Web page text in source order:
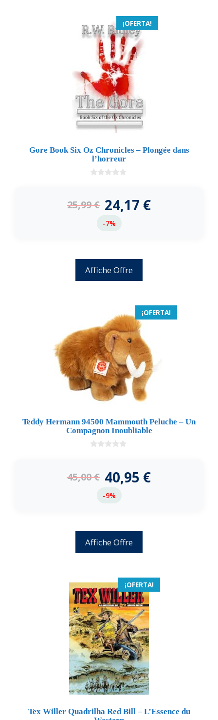
¡OFERTA!
Gore Book Six Oz Chronicles – Plongée dans
l’horreur
5
25,99€ 24,17 €
-7%
Affiche Offre
¡OFERTA!
Teddy Hermann 94500 Mammouth Peluche – Un
Compagnon Inoubliable
5
45,00€ 40,95 €
-9%
Affiche Offre
¡OFERTA!
Tex Willer Quadrilha Red Bill – L’Essence du